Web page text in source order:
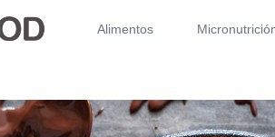
Alimentos